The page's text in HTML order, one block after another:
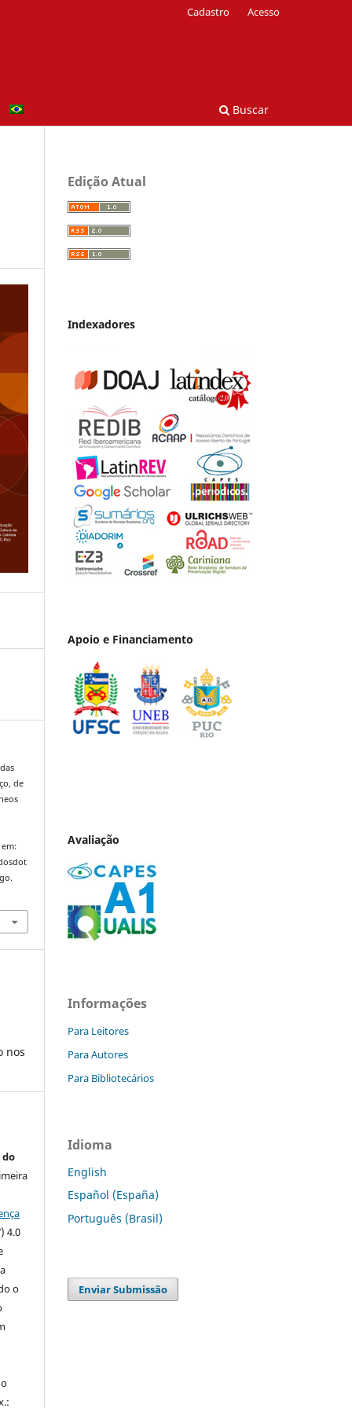
Buscar
Cadastro Acesso
de
em:
nos
do
4.0
o
Edição Atual
Indexadores
Apoio e Financiamento
Avaliação
Informações
Para Leitores
Para Autores
Para Bibliotecários
Idioma
English
Español (España)
Português (Brasil)
Enviar Submissão